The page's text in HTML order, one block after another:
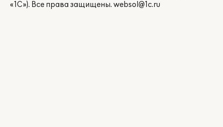
«1С»). Все права защищены. websol@1c.ru